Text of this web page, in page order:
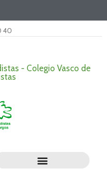
40
- Colegio Vasco de